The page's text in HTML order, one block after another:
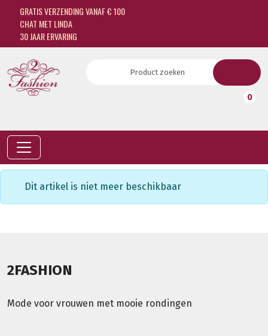
GRATIS VERZENDING VANAF € 100
CHAT MET LINDA
30 JAAR ERVARING
0
Dit artikel is niet meer beschikbaar
2FASHION
Mode voor vrouwen met mooie rondingen